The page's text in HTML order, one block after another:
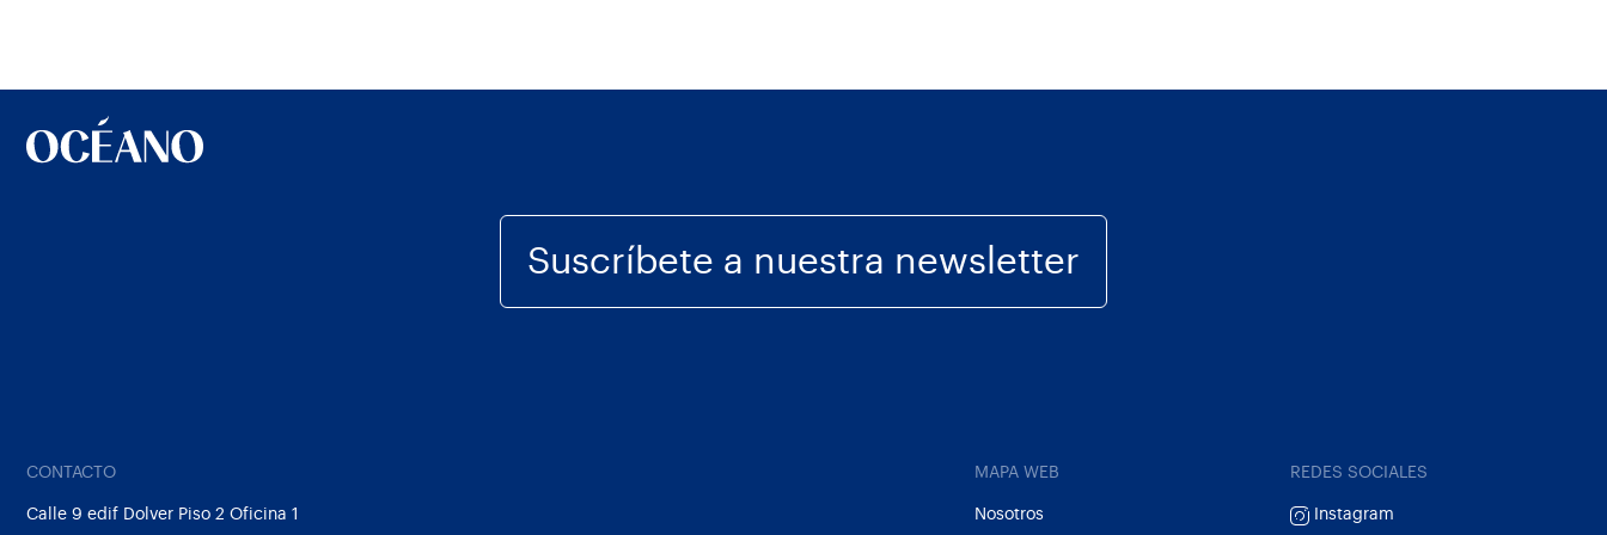
Suscríbete a nuestra newsletter
CONTACTO
Calle 9 edif Dolver Piso 2 Oficina 1
MAPA WEB
Nosotros
REDES SOCIALES
Instagram